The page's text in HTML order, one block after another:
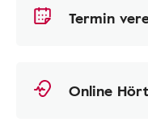
Termin
Online